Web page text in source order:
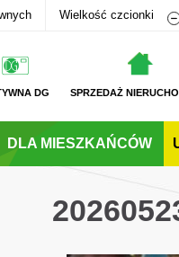
Wielkość czcionki
DG SPRZEDAŻ
DLA MIESZKAŃCÓW